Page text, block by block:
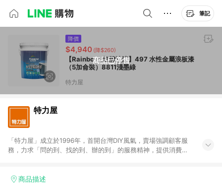
筆記
商品已停售
降價
$4,940 (降$260)
【Rainbow_虹牌油漆】497 水性金屬浪板漆
（5加侖裝）8811淺墨綠
特力屋
特力屋
「特力屋」成立於1996年，首開台灣DIY風氣，賣場強調顧客服
務，力求「問的到、找的到、辦的到」的服務精神，提供消費者
客找到居家修繕、佈置或裝潢時所需；另外，在各家分店內規劃
商品描述